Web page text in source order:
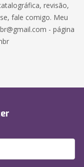
revisão,
fale comigo. Meu
- página